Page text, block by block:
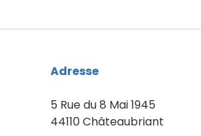
Adresse
5 Rue du 8 Mai 1945
44110 Châteaubriant